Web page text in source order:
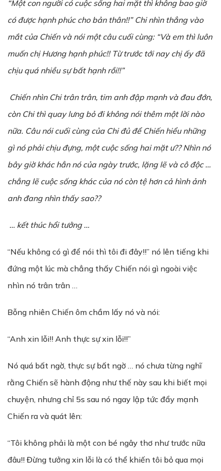
“Một con người có cuộc sống hai mặt thì không bao giờ
có được hạnh phúc cho bản thân!!” Chi nhìn thẳng vào
mắt của Chiến và nói một câu cuối cùng: “Và em thì luôn
muốn chị Hương hạnh phúc!! Từ trước tới nay chị ấy đã
chịu quá nhiều sự bất hạnh rồi!!”
Chiến nhìn Chi trân trân, tim anh đập mạnh và đau đớn,
còn Chi thì quay lưng bỏ đi không nói thêm một lời nào
nữa. Câu nói cuối cùng của Chi đủ để Chiến hiểu những
gì nó phải chịu đựng, một cuộc sống hai mặt ư?? Nhìn nó
bây giờ khác hẳn nó của ngày trước, lặng lẽ và cô độc …
chẳng lẽ cuộc sống khác của nó còn tệ hơn cả hình ảnh
anh đang nhìn thấy sao??
… kết thúc hổi tưởng …
“Nếu không có gì để nói thì tôi đi đây!!” nó lên tiếng khi
đứng một lúc mà chẳng thấy Chiến nói gì ngoài việc
nhìn nó trân trân …
Bỗng nhiên Chiến ôm chầm lấy nó và nói:
“Anh xin lỗi!! Anh thực sự xin lỗi!!”
Nó quá bất ngờ, thực sự bất ngờ … nó chưa từng nghĩ
rằng Chiến sẽ hành động như thế này sau khi biết mọi
chuyện, nhưng chỉ 5s sau nó ngay lập tức đẩy mạnh
Chiến ra và quát lên:
“Tôi không phải là một con bé ngây thơ như trước nữa
đâu!! Đừng tưởng xin lỗi là có thể khiến tôi bỏ qua mọi